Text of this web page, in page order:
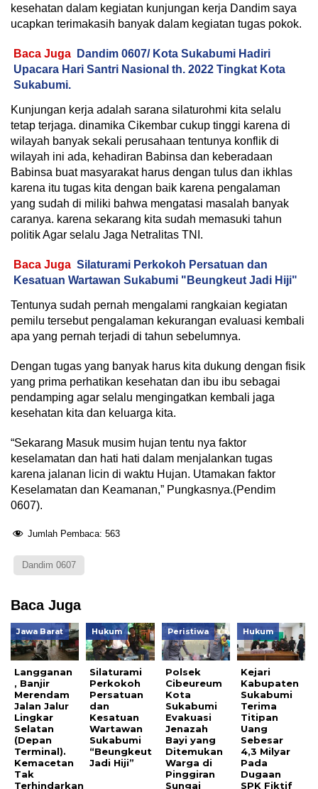
kesehatan dalam kegiatan kunjungan kerja Dandim saya
ucapkan terimakasih banyak dalam kegiatan tugas pokok.
Baca Juga
Dandim 0607/ Kota Sukabumi Hadiri
Upacara Hari Santri Nasional th. 2022 Tingkat Kota
Sukabumi.
Kunjungan kerja adalah sarana silaturohmi kita selalu
tetap terjaga. dinamika Cikembar cukup tinggi karena di
wilayah banyak sekali perusahaan tentunya konflik di
wilayah ini ada, kehadiran Babinsa dan keberadaan
Babinsa buat masyarakat harus dengan tulus dan ikhlas
karena itu tugas kita dengan baik karena pengalaman
yang sudah di miliki bahwa mengatasi masalah banyak
caranya. karena sekarang kita sudah memasuki tahun
politik Agar selalu Jaga Netralitas TNI.
Baca Juga Silaturami Perkokoh Persatuan dan
Kesatuan Wartawan Sukabumi "Beungkeut Jadi Hiji"
Tentunya sudah pernah mengalami rangkaian kegiatan
pemilu tersebut pengalaman kekurangan evaluasi kembali
apa yang pernah terjadi di tahun sebelumnya.
Dengan tugas yang banyak harus kita dukung dengan fisik
yang prima perhatikan kesehatan dan ibu ibu sebagai
pendamping agar selalu mengingatkan kembali jaga
kesehatan kita dan keluarga kita.
“Sekarang Masuk musim hujan tentu nya faktor
keselamatan dan hati hati dalam menjalankan tugas
karena jalanan licin di waktu Hujan. Utamakan faktor
Keselamatan dan Keamanan,” Pungkasnya.(Pendim
0607).
Jumlah Pembaca: 563
Dandim 0607
Baca Juga
Jawa Barat
Langganan
, Banjir
Merendam
Jalan Jalur
Lingkar
Selatan
(Depan
Terminal).
Kemacetan
Tak
Terhindarkan
Hukum
Silaturami
Perkokoh
Persatuan
dan
Kesatuan
Wartawan
Sukabumi
“Beungkeut
Jadi Hiji”
Peristiwa
Polsek
Cibeureum
Kota
Sukabumi
Evakuasi
Jenazah
Bayi yang
Ditemukan
Warga di
Pinggiran
Sungai
Hukum
Kejari
Kabupaten
Sukabumi
Terima
Titipan
Uang
Sebesar
4,3 Milyar
Pada
Dugaan
SPK Fiktif